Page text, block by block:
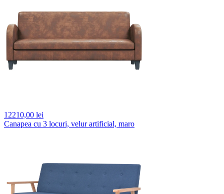
12210,00 lei
Canapea cu 3 locuri, velur artificial, maro